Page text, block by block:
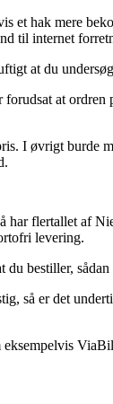
hak mere
til internet
at du
at
I øvrigt burde
flertallet af
levering.
bestiller,
så er det